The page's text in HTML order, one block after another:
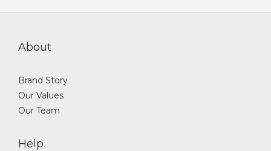
About
Brand Story
Our Values
Our Team
Help